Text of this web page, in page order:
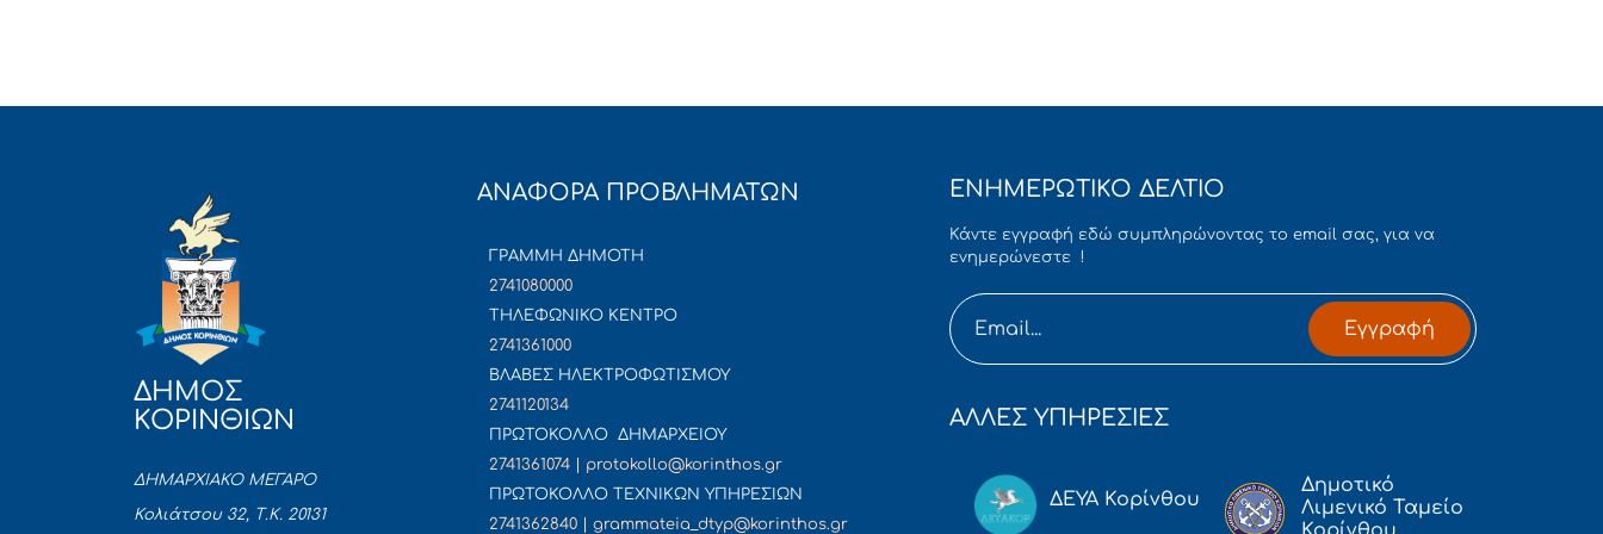
ΔΗΜΟΣ
ΚΟΡΙΝΘΙΩΝ
ΔΗΜΑΡΧΙΑΚΟ ΜΕΓΑΡΟ
Κολιάτσου 32, Τ.Κ. 20131
ΑΝΑΦΟΡΑ ΠΡΟΒΛΗΜΑΤΩΝ
ΓΡΑΜΜΗ ΔΗΜΟΤΗ
2741080000
ΤΗΛΕΦΩΝΙΚΟ ΚΕΝΤΡΟ
2741361000
ΒΛΑΒΕΣ ΗΛΕΚΤΡΟΦΩΤΙΣΜΟΥ
2741120134
ΠΡΩΤΟΚΟΛΛΟ ΔΗΜΑΡΧΕΙΟΥ
2741361074 | protokollo@korinthos.gr
ΠΡΩΤΟΚΟΛΛΟ ΤΕΧΝΙΚΩΝ ΥΠΗΡΕΣΙΩΝ
2741362840 | grammateia_dtyp@korinthos.gr
ΕΝΗΜΕΡΩΤΙΚΟ ΔΕΛΤΙΟ
Κάντε εγγραφή εδώ συμπληρώνοντας το email σας, για να
ενημερώνεστε !
Εγγραφή
ΑΛΛΕΣ ΥΠΗΡΕΣΙΕΣ
ΔΕΥΑ Κορίνθου
Δημοτικό
Λιμενικό Ταμείο